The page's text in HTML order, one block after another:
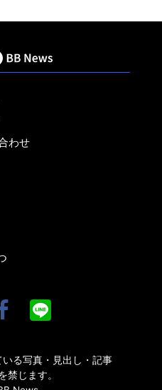
わせ
る写真・見出し・記事
禁じます。